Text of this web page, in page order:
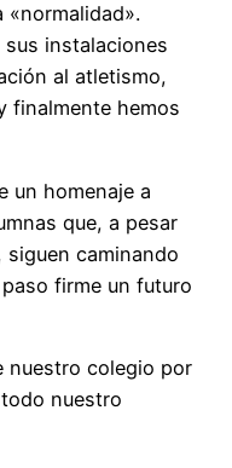
«normalidad».
instalaciones
al atletismo,
finalmente hemos
un homenaje a
que, a pesar
caminando
firme un futuro
nuestro colegio por
nuestro